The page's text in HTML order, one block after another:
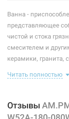
Тип монтажа:
Форма:
Материал:
Ванна -
представляющее
чистой и стока
смесителем и
керамики, гранита,
данная
высота
Читать полностью
Отзывы